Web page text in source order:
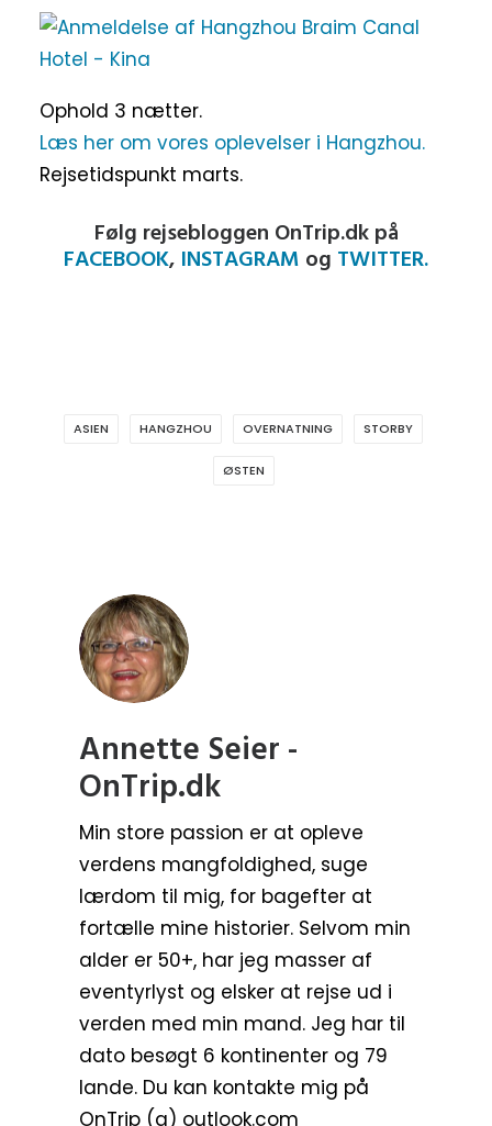
Ophold 3 nætter.
Læs her om vores oplevelser i Hangzhou.
Rejsetidspunkt marts.
Følg rejsebloggen OnTrip.dk på
FACEBOOK, INSTAGRAM og TWITTER.
ASIEN OVERNATNING STORBY
ØSTEN
Annette Seier -
OnTrip.dk
Min store passion er at opleve
verdens mangfoldighed, suge
lærdom til mig, for bagefter at
fortælle mine historier. Selvom min
alder er 50+, har jeg masser af
eventyrlyst og elsker at rejse ud i
verden med min mand. Jeg har til
dato besøgt 6 kontinenter og 79
lande. Du kan kontakte mig på
OnTrip (a) outlook.com